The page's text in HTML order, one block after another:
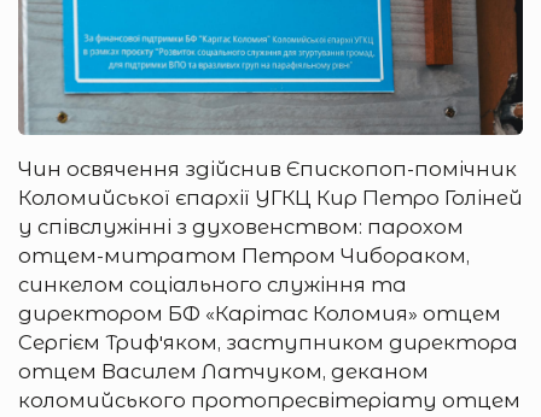
Чин освячення здійснив Єпископоп-помічник
Коломийської єпархії УГКЦ Кир Петро Голіней
у співслужінні з духовенством: парохом
отцем-митратом Петром Чибораком,
синкелом соціального служіння та
директором БФ «Карітас Коломия» отцем
Сергієм Трифʼяком, заступником директора
отцем Василем Латчуком, деканом
коломийського протопресвітеріату отцем